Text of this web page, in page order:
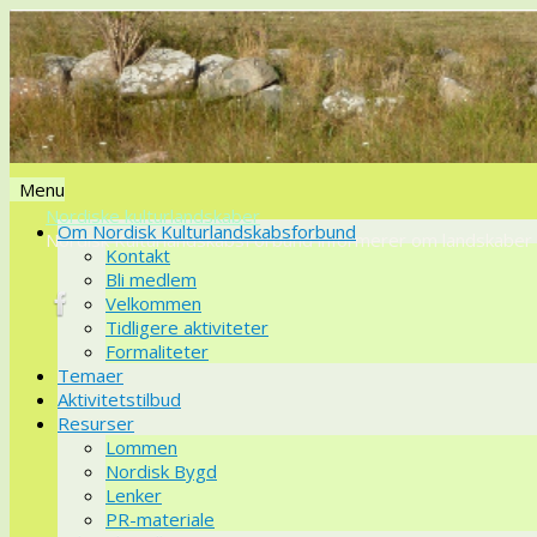
Nordiske kulturlandskaber
Nordisk KulturlandskabsForbund informerer om
Menu
VidereOm Nordisk Kulturlandskabsforbund
Kontakt
Bli medlem
Velkommen
Tidligere aktiviteter
Formaliteter
Temaer
Aktivitetstilbud
Resurser
Lommen
Nordisk Bygd
Lenker
PR-materiale